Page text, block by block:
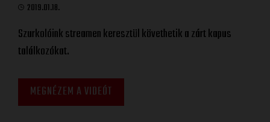
2019.01.18.
Szurkolóink streamen keresztül követhetik a zárt kapus
találkozókat.
MEGNÉZEM A VIDEÓT